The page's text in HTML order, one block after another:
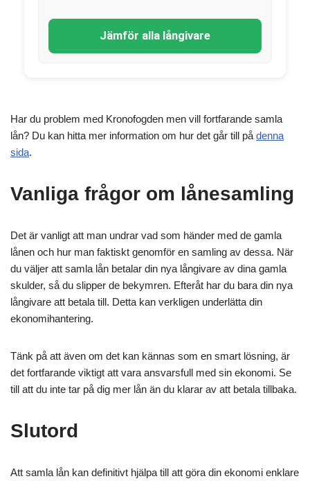
Jämför alla långivare
Har du problem med Kronofogden men vill fortfarande samla
lån? Du kan hitta mer information om hur det går till på denna
sida.
Vanliga frågor om lånesamling
Det är vanligt att man undrar vad som händer med de gamla
lånen och hur man faktiskt genomför en samling av dessa. När
du väljer att samla lån betalar din nya långivare av dina gamla
skulder, så du slipper de bekymren. Efteråt har du bara din nya
långivare att betala till. Detta kan verkligen underlätta din
ekonomihantering.
Tänk på att även om det kan kännas som en smart lösning, är
det fortfarande viktigt att vara ansvarsfull med sin ekonomi. Se
till att du inte tar på dig mer lån än du klarar av att betala tillbaka.
Slutord
Att samla lån kan definitivt hjälpa till att göra din ekonomi enklare